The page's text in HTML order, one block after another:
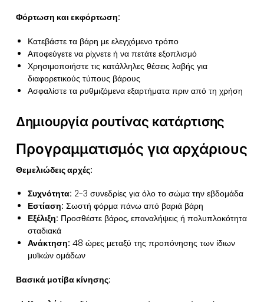
Φόρτωση και εκφόρτωση:
Κατεβάστε τα βάρη με ελεγχόμενο τρόπο
Αποφεύγετε να ρίχνετε ή να πετάτε εξοπλισμό
Χρησιμοποιήστε τις κατάλληλες θέσεις λαβής για
διαφορετικούς τύπους βάρους
Ασφαλίστε τα ρυθμιζόμενα εξαρτήματα πριν από τη χρήση
Δημιουργία ρουτίνας κατάρτισης
Προγραμματισμός για αρχάριους
Θεμελιώδεις αρχές:
Συχνότητα: 2-3 συνεδρίες για όλο το σώμα την εβδομάδα
Εστίαση: Σωστή φόρμα πάνω από βαριά βάρη
Εξέλιξη: Προσθέστε βάρος, επαναλήψεις ή πολυπλοκότητα
σταδιακά
Ανάκτηση: 48 ώρες μεταξύ της προπόνησης των ίδιων
μυϊκών ομάδων
Βασικά μοτίβα κίνησης: